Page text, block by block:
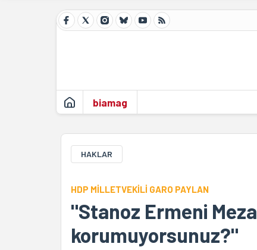
biamag
HAKLAR
HDP MİLLETVEKİLİ GARO PAYLAN
"Stanoz Ermeni
korumuyorsunuz?"